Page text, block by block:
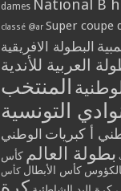
dames National B
classé @ar Super coupe
البطولة الافريقية
العربية للأندية
المنتخب
التونسية
أ كبريات الوطني
بطولة العالم كأس
بالكؤوس كأس الأبطال كأس
كرة